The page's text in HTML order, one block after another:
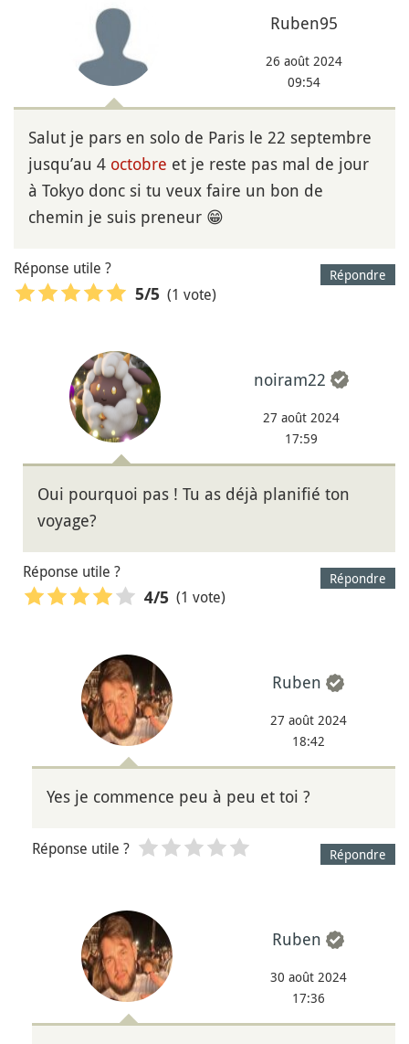
Ruben95
26 août 2024
09:54
Salut je pars en solo de Paris le 22 septembre
jusqu’au 4 octobre et je reste pas mal de jour
à Tokyo donc si tu veux faire un bon de
chemin je suis preneur 😁
Répondre
Réponse utile ?
5/5 (1 vote)
noiram22
27 août 2024
17:59
Oui pourquoi pas ! Tu as déjà planifié ton
voyage?
Répondre
Réponse utile ?
4/5 (1 vote)
Ruben
27 août 2024
18:42
Yes je commence peu à peu et toi ?
Répondre
Réponse utile ?
Ruben
30 août 2024
17:36